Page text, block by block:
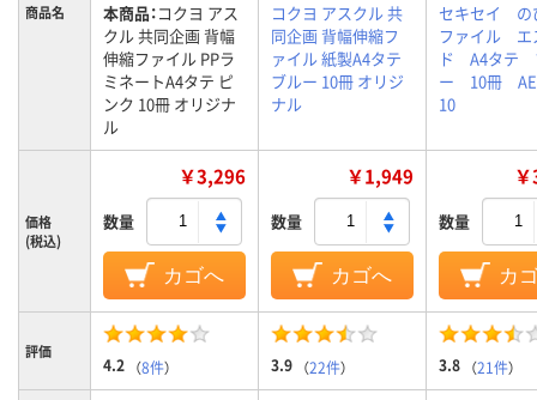
商品名 本商品：コクヨ アス
クル 共同企画 背幅
伸縮ファイル PPラ
ミネートA4タテ ピ
ンク 10冊 オリジナ
ル
コクヨ アスクル 共
同企画 背幅伸縮フ
ァイル 紙製A4タテ
ブルー 10冊 オリジ
ナル
セキセイ の
ファイル エ
ド A4タテ
ー 10冊
10
価格
(税込)
￥3,296
数量
カゴへ
￥1,949
数量
カゴへ
数量
カ
評価
4.2 （8件） 3.9 （22件） 3.8 （21件）